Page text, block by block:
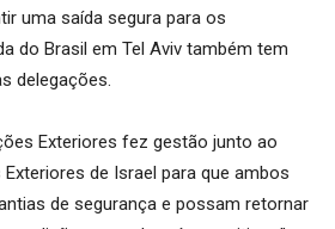
uma saída segura para os
do Brasil em Tel Aviv também tem
delegações.
Exteriores fez gestão junto ao
de Israel para que ambos
de segurança e possam retornar